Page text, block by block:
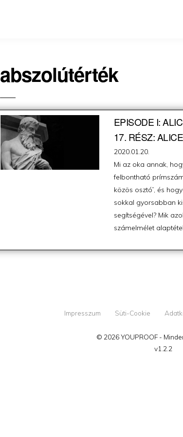
abszolútérték
EPISODE I:
17. RÉSZ:
Posted
on
2020.01.20.
Mi az oka annak,
felbontható
közös osztó”, és
sokkal gyorsabban
segítségével? Mik
számelmélet
Impresszum Süti-Cookie
© 2026 YOUPROOF -
v1.2.2